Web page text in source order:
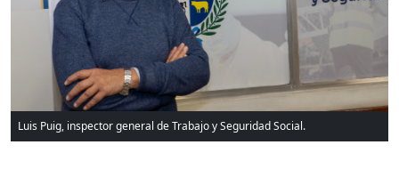
Luis Puig, inspector general de Trabajo y Seguridad Social.